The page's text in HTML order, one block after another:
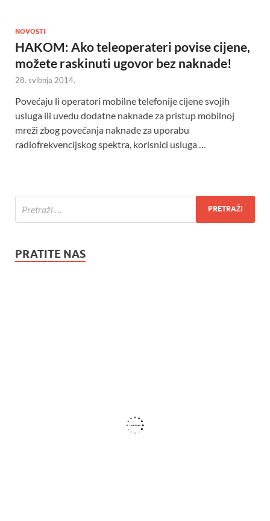
NOVOSTI
HAKOM: Ako teleoperateri povise cijene,
možete raskinuti ugovor bez naknade!
28. svibnja 2014.
Povećaju li operatori mobilne telefonije cijene svojih
usluga ili uvedu dodatne naknade za pristup mobilnoj
mreži zbog povećanja naknade za uporabu
radiofrekvencijskog spektra, korisnici usluga …
PRATITE NAS